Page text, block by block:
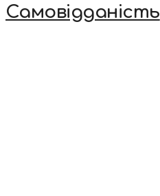
Самовідданість